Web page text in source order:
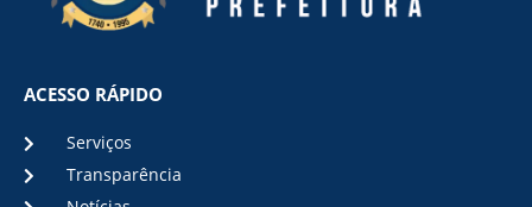
ACESSO RÁPIDO
Serviços
Transparência